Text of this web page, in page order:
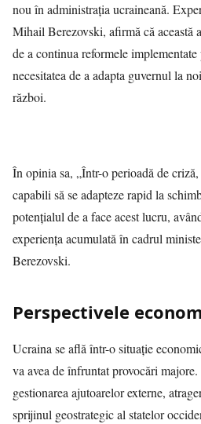
nou în administrația ucraineană.
Mihail Berezovski, afirmă că această
de a continua reformele implementate
necesitatea de a adapta guvernul la
război.
În opinia sa, „Într-o perioadă de
capabili să se adapteze rapid la
potențialul de a face acest lucru,
experiența acumulată în cadrul
Berezovski.
Perspectivele
Ucraina se află într-o situație
va avea de înfruntat provocări majore.
gestionarea ajutoarelor externe,
sprijinul geostrategic al statelor